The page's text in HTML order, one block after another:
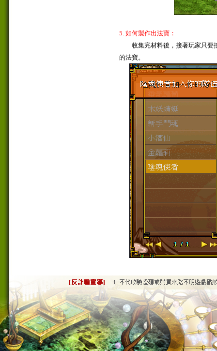
5. 如何製作出法寶：
收集完材料後，接著玩家只要
的法寶。